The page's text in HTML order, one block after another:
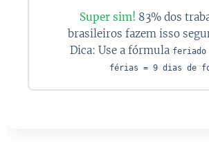
Super sim! 83% dos
brasileiros fazem isso
Dica: Use a fórmula feriado
férias = 9 dias de